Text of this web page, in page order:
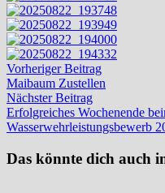
Beitragsnavigation
Vorheriger BeitragVorheriger
Beitrag:
Maibaum Zustellen
Nächster BeitragNächster
Beitrag:
Erfolgreiches Wochenende
Wasserwehrleistungsbewerb
Das könnte dich auch